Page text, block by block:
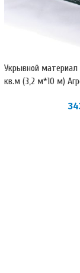
Укрывной
кв.м (3,2 м*10 м)